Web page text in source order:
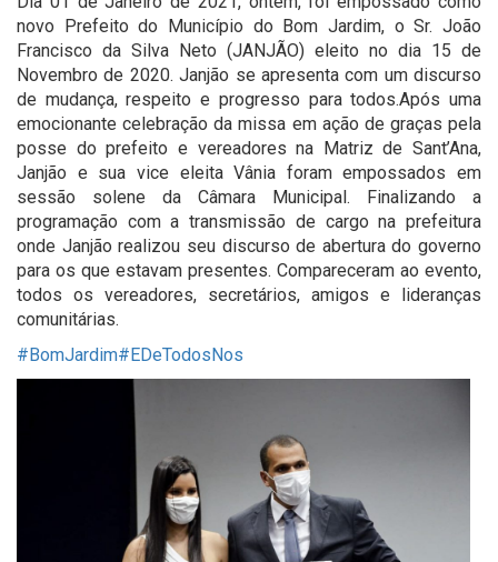
novo Prefeito do Município do Bom Jardim, o Sr. João
Francisco da Silva Neto (JANJÃO) eleito no dia 15 de
Novembro de 2020. Janjão se apresenta com um discurso
de mudança, respeito e progresso para todos.Após uma
emocionante celebração da missa em ação de graças pela
posse do prefeito e vereadores na Matriz de Sant’Ana,
Janjão e sua vice eleita Vânia foram empossados em
sessão solene da Câmara Municipal. Finalizando a
programação com a transmissão de cargo na prefeitura
onde Janjão realizou seu discurso de abertura do governo
para os que estavam presentes. Compareceram ao evento,
todos os vereadores, secretários, amigos e lideranças
comunitárias.
#BomJardim#EDeTodosNos